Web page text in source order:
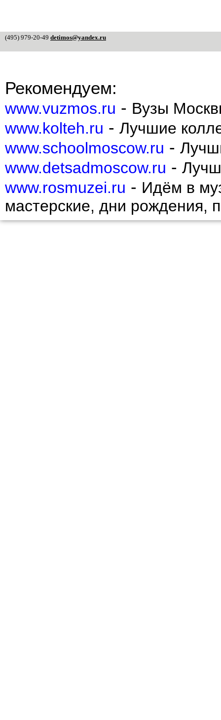
(495) 979-20-49 detimos@yandex.ru
Рекомендуем:
www.vuzmos.ru - Вузы
www.kolteh.ru - Лучшие
www.schoolmoscow.ru -
www.detsadmoscow.ru -
www.rosmuzei.ru - Идём в
мастерские, дни рождения,